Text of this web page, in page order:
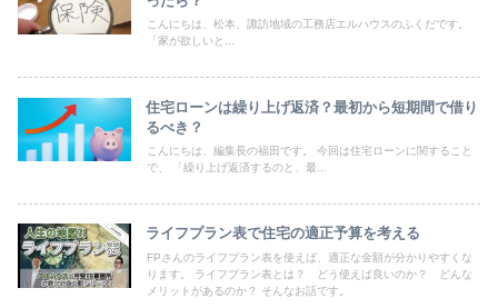
こんにちは、松本、諏訪地域の工務店エルハウスのふくだです。
「家が欲しいと...
住宅ローンは繰り上げ返済？最初から短期間で借り
るべき？
こんにちは、編集長の福田です。 今回は住宅ローンに関すること
で、 「繰り上げ返済するのと、最...
ライフプラン表で住宅の適正予算を考える
FPさんのライフプラン表を使えば、適正な金額が分かりやすくな
ります。 ライフプラン表とは？ どう使えば良いのか？ どんな
メリットがあるのか？ そんなお話です。